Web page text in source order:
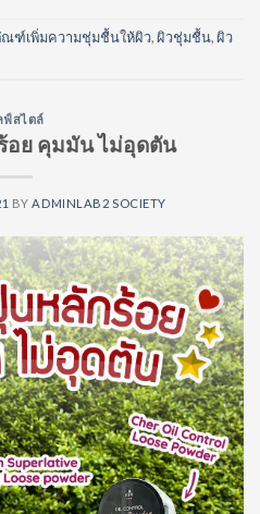
ฑ์เพิ่มความชุ่มชื้นให้ผิว,ผิวชุ่มชื้น,ผิว
ฟ์สไตล์
อย คุมมัน ไม่อุดตัน
BYADMINLAB2 SOCIETY